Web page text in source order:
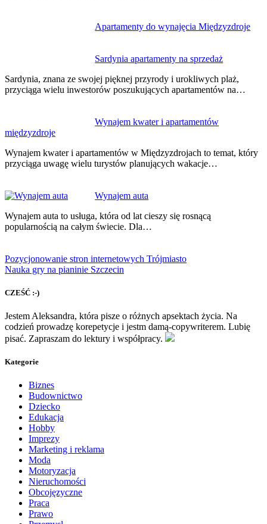
Apartamenty do wynajęcia Międzyzdroje
Sardynia apartamenty na sprzedaż
Sardynia, znana ze swojej pięknej przyrody i urokliwych plaż,
przyciąga wielu inwestorów poszukujących apartamentów na…
Wynajem kwater i apartamentów
międzyzdroje
Wynajem kwater i apartamentów w Międzyzdrojach to temat, który
przyciąga uwagę wielu turystów planujących wakacje…
Wynajem auta
Wynajem auta to usługa, która od lat cieszy się rosnącą
popularnością na całym świecie. Dla…
Pozycjonowanie stron internetowych Trójmiasto
Nauka gry na pianinie Szczecin
CZEŚĆ :-)
Jestem Aleksandra, która pisze o różnych apsektach życia. Na
codzień prowadzę korepetycje i jestm damą-copywriterem. Lubię
pisać. Zapraszam do lektury i współpracy.
Kategorie
Biznes
Budownictwo
Dziecko
Edukacja
Hobby
Imprezy
Marketing i reklama
Moda
Motoryzacja
Nieruchomości
Obcojęzyczne
Praca
Prawo